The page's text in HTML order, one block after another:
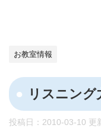
お教室情報
リスニング
投稿日：2010-03-10 更